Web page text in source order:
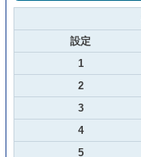
設定
1
2
3
4
5